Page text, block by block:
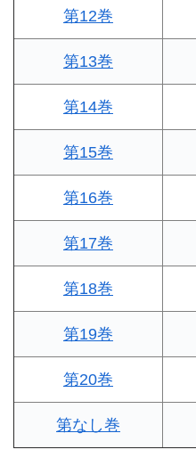
第12巻
第13巻
第14巻
第15巻
第16巻
第17巻
第18巻
第19巻
第20巻
第なし巻